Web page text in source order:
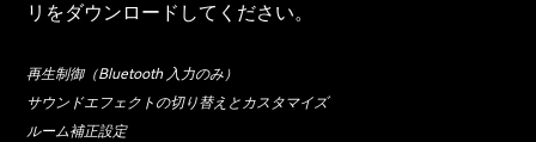
リをダウンロードしてください。
再生制御（Bluetooth 入力のみ）
サウンドエフェクトの切り替えとカスタマイズ
ルーム補正設定